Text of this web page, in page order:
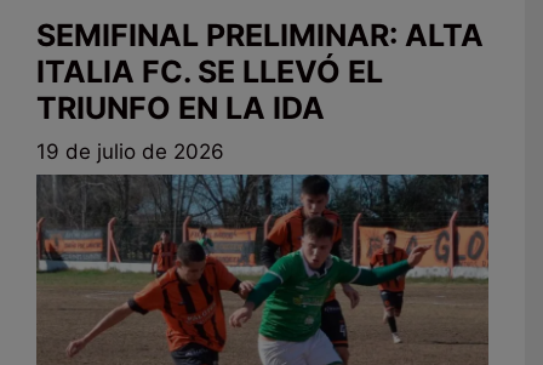
SEMIFINAL PRELIMINAR: ALTA
ITALIA FC. SE LLEVÓ EL
TRIUNFO EN LA IDA
19 de julio de 2026